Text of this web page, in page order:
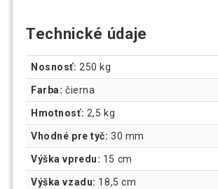
Technické údaje
Nosnosť: 250 kg
Farba: čierna
Hmotnosť: 2,5 kg
Vhodné pre tyč: 30 mm
Výška vpredu: 15 cm
Výška vzadu: 18,5 cm